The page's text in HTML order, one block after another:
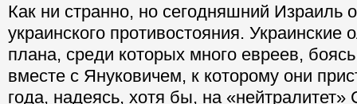
Как ни странно, но сегодняшний Израиль
украинского противостояния. Украинские
плана, среди которых много евреев,
вместе с Януковичем, к которому они
года, надеясь, хотя бы, на